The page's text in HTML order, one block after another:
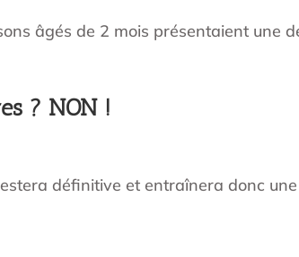
âgés de 2 mois présentaient une
? NON !
définitive et entraînera donc